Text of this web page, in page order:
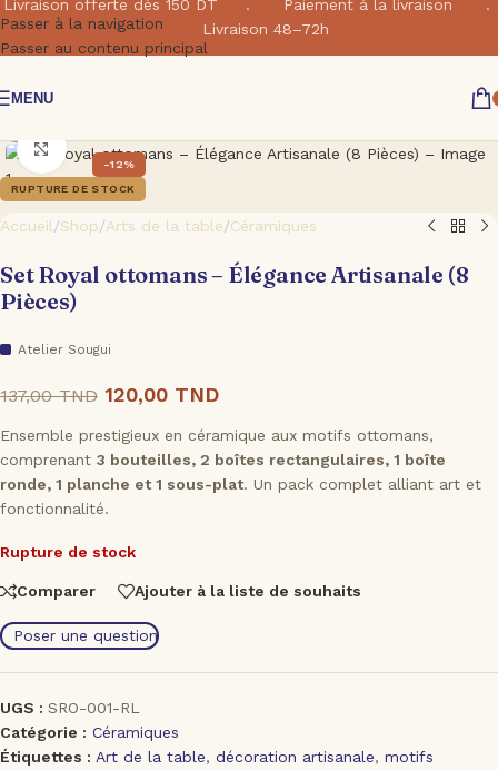
Passer à la navigation
Passer au contenu principal
Livraison offerte dés 150 DT . Paiement à la livraison .
Livraison 48–72h
MENU
-12%
RUPTURE DE STOCK
Cliquez pour agrandir
Accueil/Shop/Arts de la table/Céramiques
Set Royal ottomans – Élégance Artisanale (8
Pièces)
Atelier Sougui
137,00TND 120,00 TND
Ensemble prestigieux en céramique aux motifs ottomans,
comprenant 3 bouteilles, 2 boîtes rectangulaires, 1 boîte
ronde, 1 planche et 1 sous-plat. Un pack complet alliant art et
fonctionnalité.
Rupture de stock
Comparer Ajouter à la liste de souhaits
Poser une question
UGS : SRO-001-RL
Catégorie : Céramiques
Étiquettes : Art de la table, décoration artisanale, motifs